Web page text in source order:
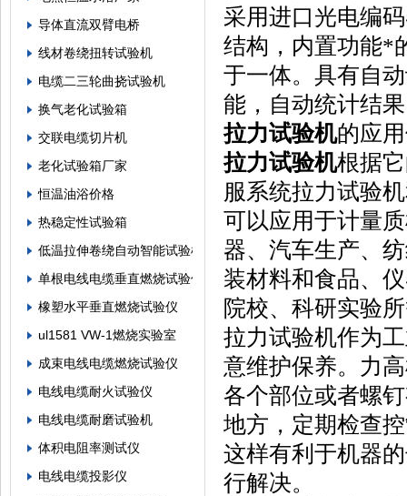
导体直流双臂电桥
线材卷绕扭转试验机
电缆二三轮曲挠试验机
换气老化试验箱
交联电缆切片机
老化试验箱厂家
恒温油浴价格
热稳定性试验箱
低温拉伸卷绕自动智能试验机
单根电线电缆垂直燃烧试验仪
橡塑水平垂直燃烧试验仪
ul1581 VW-1燃烧实验室
成束电线电缆燃烧试验仪
电线电缆耐火试验仪
电线电缆耐磨试验机
体积电阻率测试仪
电线电缆投影仪
采用进口光电编
结构，内置功能*
于一体。具有自
能，自动统计结
拉力试验机的应
拉力试验机根据
服系统拉力试验
可以应用于计量
器、汽车生产、
装材料和食品、
院校、科研实验
拉力试验机作为
意维护保养。力
各个部位或者螺
地方，定期检查
这样有利于机器
行解决。